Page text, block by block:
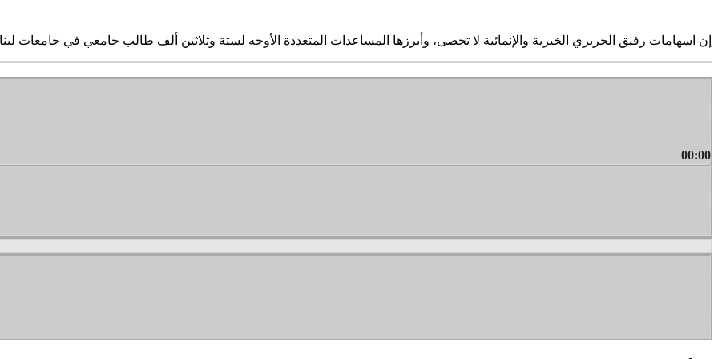
إن اسهامات رفيق الحريري الخيرية والإنمائية لا تحصى، وأبرزها المساعدات المتعددة الأوجه لستة وثلاثين ألف طالب جامعي في جامعات
00:00